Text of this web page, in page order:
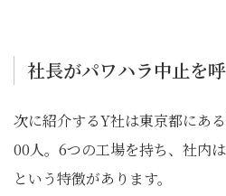
社長がパワハラ中止を
次に紹介するY社は東京都にあ
00人。6つの工場を持ち、社内
という特徴があります。